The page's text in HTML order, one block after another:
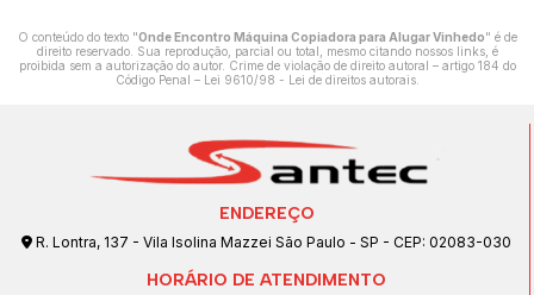
O conteúdo do texto "Onde Encontro Máquina Copiadora para Alugar Vinhedo" é de
direito reservado. Sua reprodução, parcial ou total, mesmo citando nossos links, é
proibida sem a autorização do autor. Crime de violação de direito autoral – artigo 184 do
Código Penal – Lei 9610/98 - Lei de direitos autorais.
ENDEREÇO
R. Lontra, 137 - Vila Isolina Mazzei São Paulo - SP - CEP: 02083-030
HORÁRIO DE ATENDIMENTO